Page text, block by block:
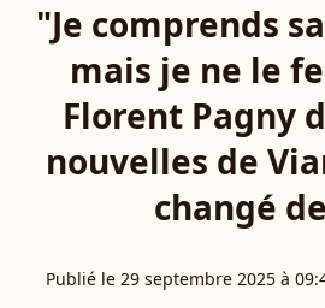
"Je comprends
mais je ne le
Florent Pagny
nouvelles de
changé
Publié le 29 septembre 2025 à